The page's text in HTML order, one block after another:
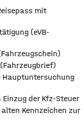
mit
(eVB-
Hauptuntersuchung
der Kfz-Steuer
Kennzeichen zur